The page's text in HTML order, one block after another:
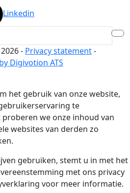
Linkedin
2026- Privacy statement-
Digivotion ATS
het gebruik van onze website,
te
we onze inhoud van
websites van derden zo
gebruiken, stemt u in met het
met ons privacy
voor meer informatie.